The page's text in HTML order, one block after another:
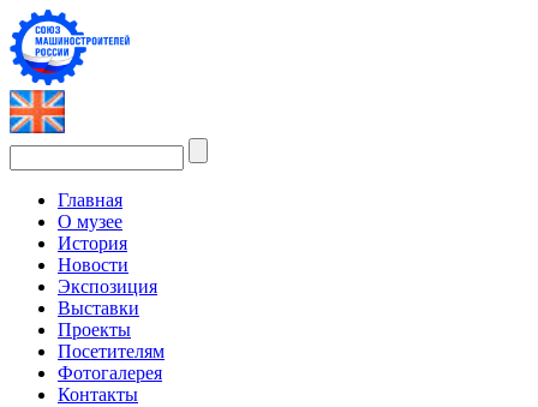
Главная
О музее
История
Новости
Экспозиция
Выставки
Проекты
Посетителям
Фотогалерея
Контакты